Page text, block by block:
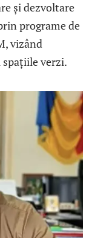
și dezvoltare
programe de
vizând
verzi.